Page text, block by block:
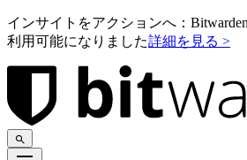
インサイトをアクションへ：Bitwarden
利用可能になりました詳細を見る >